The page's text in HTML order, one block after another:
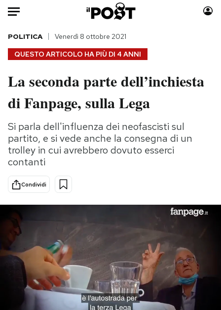
Auto
HOME
Italia
Politica
Tecnologia
Internet
Scienza
Cultura
Economia
Moda
Consumismi
Storie/Idee
Ok Boomer!
Media
PODCAST
NEWSLETTER
I MIEI PREFERITI
QUESTO ARTICOLO HA PIÙ DI 4 ANNI
POLITICA Venerdì 8 ottobre 2021
La seconda parte dell’inchiesta
di Fanpage, sulla Lega
Si parla dell'influenza dei neofascisti sul
partito, e si vede anche la consegna di un
trolley in cui avrebbero dovuto esserci
contanti
Condividi